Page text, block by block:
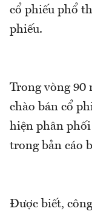
cổ phiếu phổ
phiếu.
Trong vòng 90
chào bán cổ
hiện phân
trong bản cáo
Được biết,